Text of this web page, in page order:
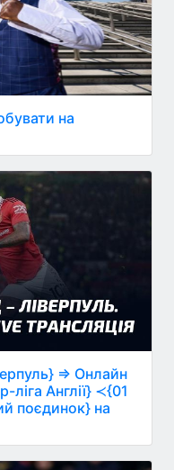
на
⇒ Онлайн
Англії} ≺{01
поєдинок} на